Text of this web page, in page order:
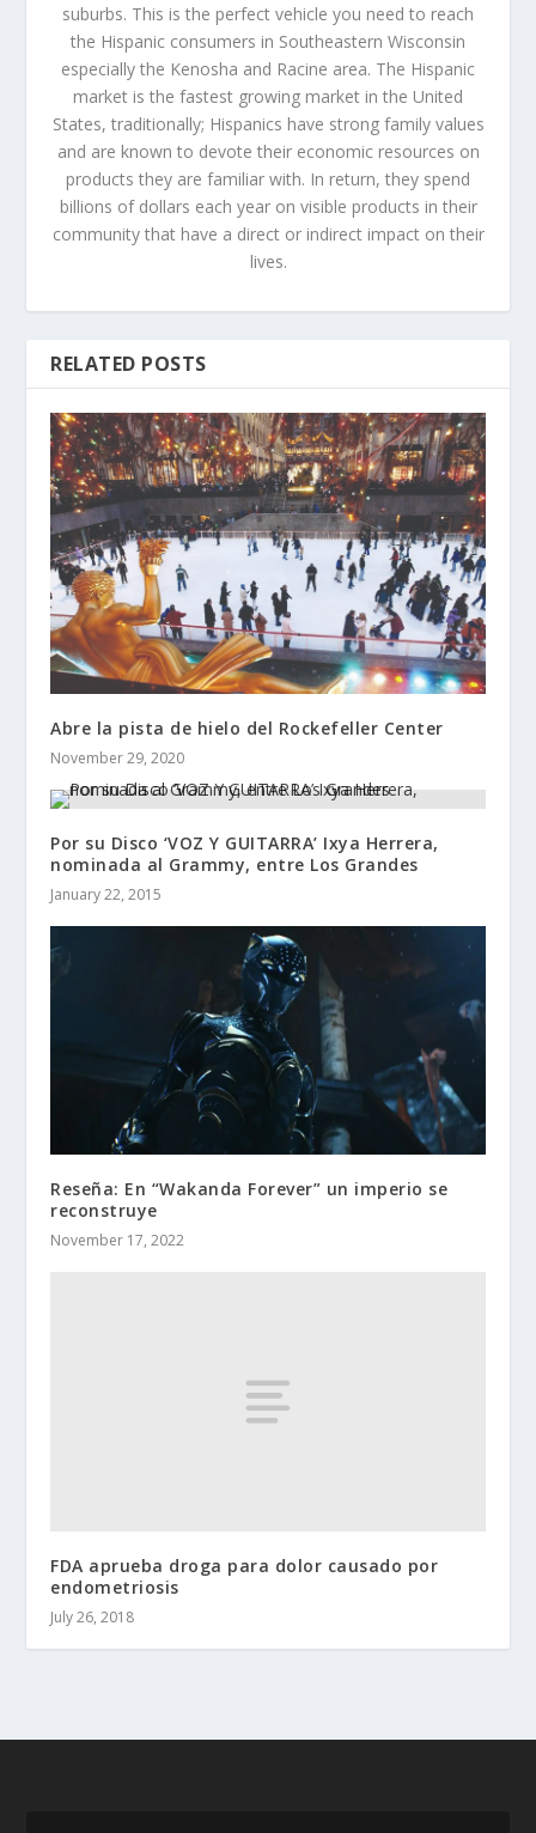
suburbs. This is the perfect vehicle you need to reach
the Hispanic consumers in Southeastern Wisconsin
especially the Kenosha and Racine area. The Hispanic
market is the fastest growing market in the United
States, traditionally; Hispanics have strong family values
and are known to devote their economic resources on
products they are familiar with. In return, they spend
billions of dollars each year on visible products in their
community that have a direct or indirect impact on their
lives.
RELATED POSTS
Abre la pista de hielo del Rockefeller Center
November 29, 2020
Por su Disco ‘VOZ Y GUITARRA’ Ixya Herrera,
nominada al Grammy, entre Los Grandes
January 22, 2015
Reseña: En “Wakanda Forever” un imperio se
reconstruye
November 17, 2022
FDA aprueba droga para dolor causado por
endometriosis
July 26, 2018